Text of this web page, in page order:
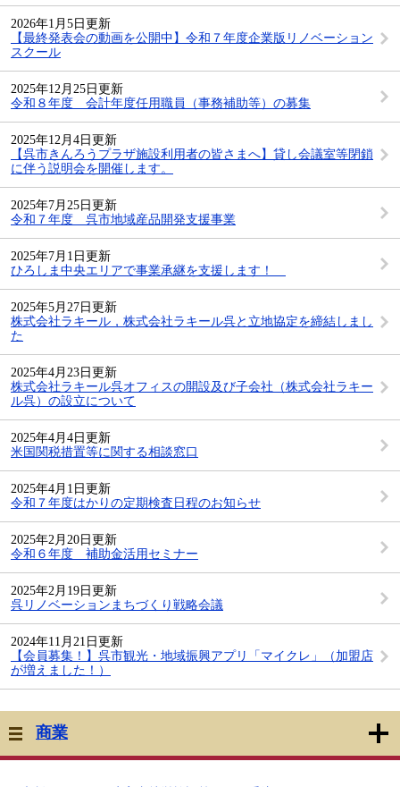
2026年1月5日更新
【最終発表会の動画を公開中】令和７年度企業版リノベーション
スクール
2025年12月25日更新
令和８年度 会計年度任用職員（事務補助等）の募集
2025年12月4日更新
【呉市きんろうプラザ施設利用者の皆さまへ】貸し会議室等閉鎖
に伴う説明会を開催します。
2025年7月25日更新
令和７年度 呉市地域産品開発支援事業
2025年7月1日更新
ひろしま中央エリアで事業承継を支援します！
2025年5月27日更新
株式会社ラキール，株式会社ラキール呉と立地協定を締結しまし
た
2025年4月23日更新
株式会社ラキール呉オフィスの開設及び子会社（株式会社ラキー
ル呉）の設立について
2025年4月4日更新
米国関税措置等に関する相談窓口
2025年4月1日更新
令和７年度はかりの定期検査日程のお知らせ
2025年2月20日更新
令和６年度 補助金活用セミナー
2025年2月19日更新
呉リノベーションまちづくり戦略会議
2024年11月21日更新
【会員募集！】呉市観光・地域振興アプリ「マイクレ」（加盟店
が増えました！）
商業